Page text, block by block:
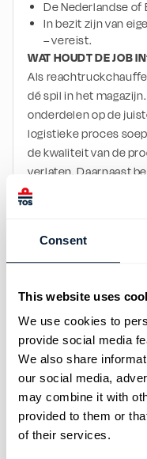
Consent
This website uses
We use cookies to
provide social media
We also share
our social media,
may combine it with
provided to them or
of their services.
De Nederlandse of
In bezit zijn van
– vereist.
WAT HOUDT DE JOB
Als
dé spil in het
onderdelen op de
logistieke proces
de kwaliteit van de
verlaten. Daarnaast
je reachtruck af te
magazijn. Tot slot
JOUW TAKEN &
Laden en lossen
Voorraadbeheer in
Naleven van
schoonhouden
VOORWAARDEN
Wij kennen het werk
Een fulltime
Een aantrekkelijk
Uitzicht op een